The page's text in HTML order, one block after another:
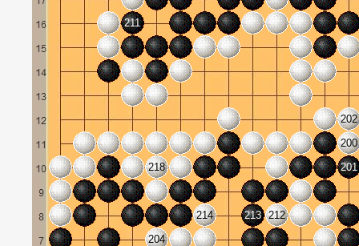
200
201
202
204
211
212
213
214
218